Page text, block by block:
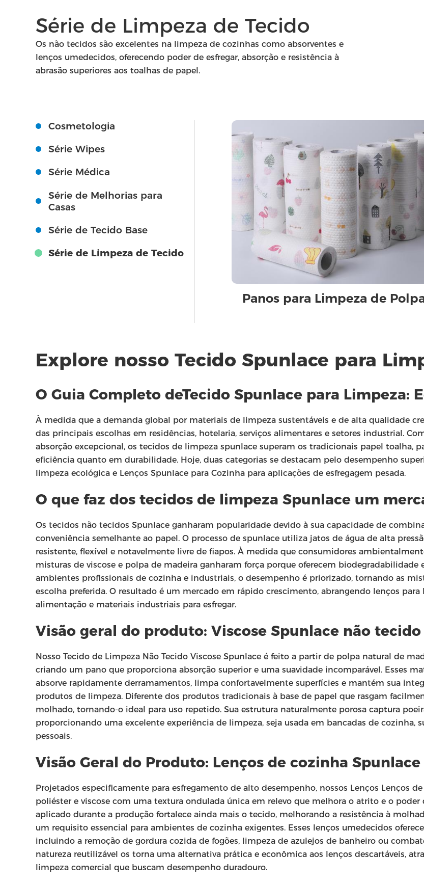
Série de Limpeza de Tecido
Os não tecidos são excelentes na limpeza de cozinhas como absorventes e
lenços umedecidos, oferecendo poder de esfregar, absorção e resistência à
abrasão superiores aos toalhas de papel.
Cosmetologia
Série Wipes
Série Médica
Série de Melhorias para
Casas
Série de Tecido Base
Série de Limpeza de Tecido
Panos para Limpeza de
Explore nosso Tecido Spunlace para
O Guia Completo deTecido Spunlace para Limpeza:
À medida que a demanda global por materiais de limpeza sustentáveis e de alta qualidade
das principais escolhas em residências, hotelaria, serviços alimentares e setores industrial.
absorção excepcional, os tecidos de limpeza spunlace superam os tradicionais papel toalha,
eficiência quanto em durabilidade. Hoje, duas categorias se destacam pelo desempenho
limpeza ecológica e Lenços Spunlace para Cozinha para aplicações de esfregagem pesada.
O que faz dos tecidos de limpeza Spunlace um
Os tecidos não tecidos Spunlace ganharam popularidade devido à sua capacidade de
conveniência semelhante ao papel. O processo de spunlace utiliza jatos de água de alta
resistente, flexível e notavelmente livre de fiapos. À medida que consumidores
misturas de viscose e polpa de madeira ganharam força porque oferecem
ambientes profissionais de cozinha e industriais, o desempenho é priorizado, tornando as
escolha preferida. O resultado é um mercado em rápido crescimento, abrangendo lenços
alimentação e materiais industriais para esfregar.
Visão geral do produto: Viscose Spunlace não
Nosso Tecido de Limpeza Não Tecido Viscose Spunlace é feito a partir de polpa natural de
criando um pano que proporciona absorção superior e uma suavidade incomparável. Esses
absorve rapidamente derramamentos, limpa confortavelmente superfícies e mantém sua
produtos de limpeza. Diferente dos produtos tradicionais à base de papel que rasgam
molhado, tornando-o ideal para uso repetido. Sua estrutura naturalmente porosa captura
proporcionando uma excelente experiência de limpeza, seja usada em bancadas de cozinha,
pessoais.
Visão Geral do Produto: Lenços de cozinha
Projetados especificamente para esfregamento de alto desempenho, nossos Lenços Lenços
poliéster e viscose com uma textura ondulada única em relevo que melhora o atrito e o
aplicado durante a produção fortalece ainda mais o tecido, melhorando a resistência à
um requisito essencial para ambientes de cozinha exigentes. Esses lenços umedecidos
incluindo a remoção de gordura cozida de fogões, limpeza de azulejos de banheiro ou
natureza reutilizável os torna uma alternativa prática e econômica aos lenços descartáveis,
limpeza comercial que buscam desempenho duradouro.